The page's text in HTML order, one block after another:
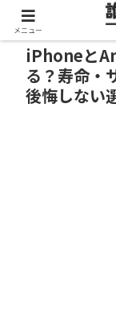
iPhoneと
る？寿命・
後悔しない
メニュー